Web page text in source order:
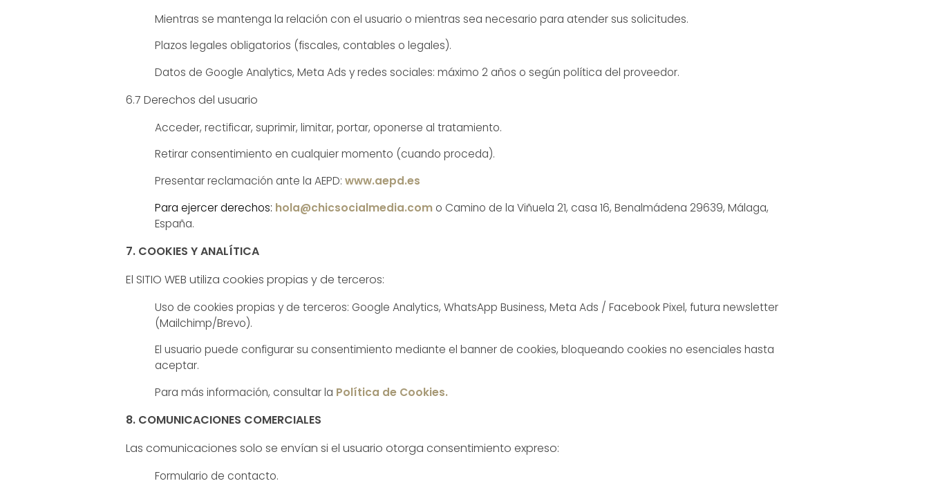
Mientras se mantenga la relación con el usuario o mientras sea necesario para atender sus solicitudes.
Plazos legales obligatorios (fiscales, contables o legales).
Datos de Google Analytics, Meta Ads y redes sociales: máximo 2 años o según política del proveedor.
6.7 Derechos del usuario
Acceder, rectificar, suprimir, limitar, portar, oponerse al tratamiento.
Retirar consentimiento en cualquier momento (cuando proceda).
Presentar reclamación ante la AEPD: www.aepd.es
Para ejercer derechos: hola@chicsocialmedia.com o Camino de la Viñuela 21, casa 16, Benalmádena 29639, Málaga,
España.
7. COOKIES Y ANALÍTICA
El SITIO WEB utiliza cookies propias y de terceros:
Uso de cookies propias y de terceros: Google Analytics, WhatsApp Business, Meta Ads / Facebook Pixel, futura newsletter
(Mailchimp/Brevo).
El usuario puede configurar su consentimiento mediante el banner de cookies, bloqueando cookies no esenciales hasta
aceptar.
Para más información, consultar la Política de Cookies.
8. COMUNICACIONES COMERCIALES
Las comunicaciones solo se envían si el usuario otorga consentimiento expreso:
Formulario de contacto.